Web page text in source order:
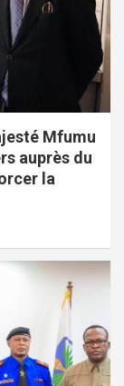
Mfumu
auprès du
la